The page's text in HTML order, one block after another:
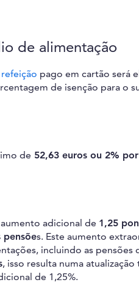
de alimentação
pago em cartão será
de isenção para o
de 52,63 euros ou 2%
adicional de 1,25
pensões. Este aumento
incluindo as pensões
, isso resulta numa
de 1,25%.